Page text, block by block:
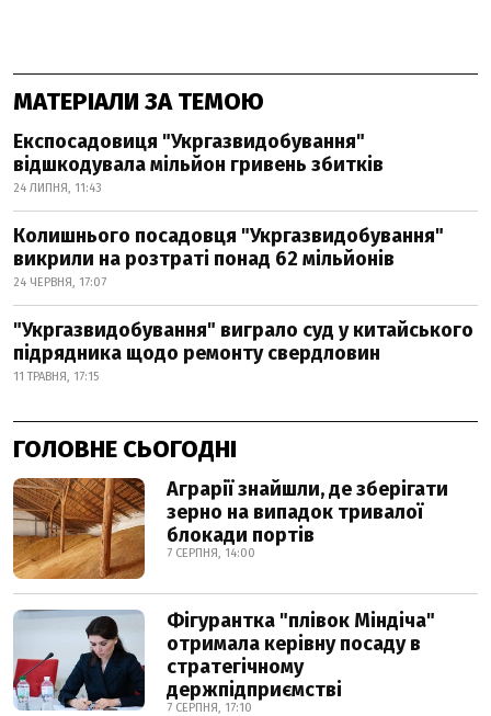
МАТЕРІАЛИ ЗА ТЕМОЮ
Експосадовиця "Укргазвидобування"
відшкодувала мільйон гривень збитків
24 ЛИПНЯ, 11:43
Колишнього посадовця "Укргазвидобування"
викрили на розтраті понад 62 мільйонів
24 ЧЕРВНЯ, 17:07
"Укргазвидобування" виграло суд у китайського
підрядника щодо ремонту свердловин
11 ТРАВНЯ, 17:15
ГОЛОВНЕ СЬОГОДНІ
Аграрії знайшли, де зберігати
зерно на випадок тривалої
блокади портів
7 СЕРПНЯ, 14:00
Фігурантка "плівок Міндіча"
отримала керівну посаду в
стратегічному
держпідприємстві
7 СЕРПНЯ, 17:10